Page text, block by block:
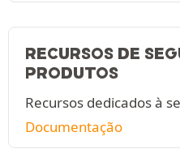
RECURSOS DE
PRODUTOS
Recursos dedicados à
Documentação